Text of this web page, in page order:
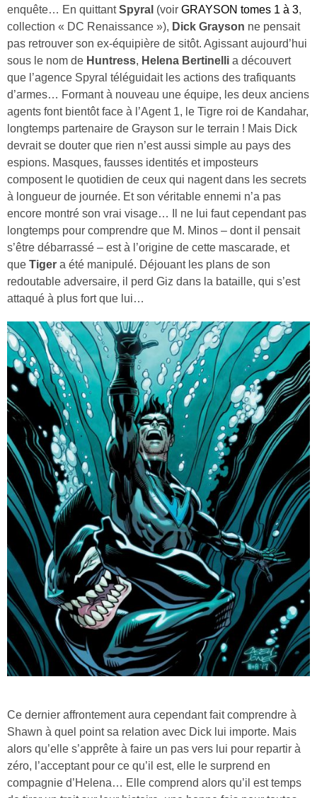
enquête… En quittantSpyral (voir GRAYSON tomes 1 à 3,
collection « DC Renaissance »), Dick Grayson ne pensait
pas retrouver son ex-équipière de sitôt. Agissant aujourd’hui
sous le nom de Huntress, Helena Bertinelli a découvert
que l’agence Spyral téléguidait les actions des trafiquants
d’armes… Formant à nouveau une équipe, les deux anciens
agents font bientôt face à l’Agent 1, le Tigre roi de Kandahar,
longtemps partenaire de Grayson sur le terrain ! Mais Dick
devrait se douter que rien n’est aussi simple au pays des
espions. Masques, fausses identités et imposteurs
composent le quotidien de ceux qui nagent dans les secrets
à longueur de journée. Et son véritable ennemi n’a pas
encore montré son vrai visage… Il ne lui faut cependant pas
longtemps pour comprendre que M. Minos – dont il pensait
s’être débarrassé – est à l’origine de cette mascarade, et
que Tiger a été manipulé. Déjouant les plans de son
redoutable adversaire, il perd Giz dans la bataille, qui s’est
attaqué à plus fort que lui…
Ce dernier affrontement aura cependant fait comprendre à
Shawn à quel point sa relation avec Dick lui importe. Mais
alors qu’elle s’apprête à faire un pas vers lui pour repartir à
zéro, l’acceptant pour ce qu’il est, elle le surprend en
compagnie d’Helena… Elle comprend alors qu’il est temps